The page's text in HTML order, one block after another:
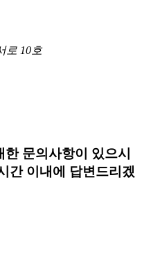
로 10호
문의사항이 있으시
간 이내에 답변드리겠